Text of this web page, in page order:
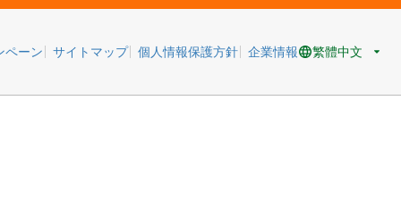
ペーン サイトマップ 個人情報保護方針 企業情報 繁體中文